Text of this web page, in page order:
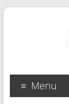
Menu